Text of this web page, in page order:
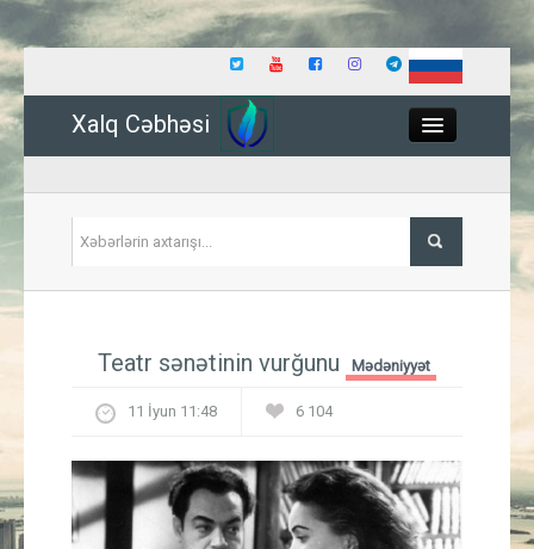
Xalq Cəbhəsi
İqtisadiyyat
Hadisə
Teatr sənətinin vurğunu Mədəniyyət
11 İyun 11:48 6 104